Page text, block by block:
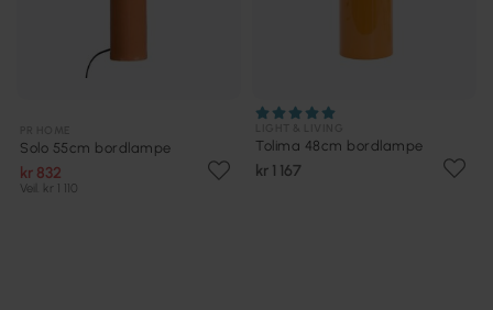
Solo 55cm bordlampe
kr 832
Veil. kr 1 110
Tolima 48cm bordlampe
kr 1 167